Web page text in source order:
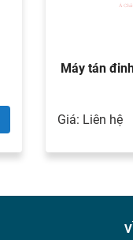
Máy tán
Giá: Liên hệ